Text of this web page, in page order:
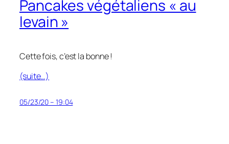
Pancakes végétaliens « au
levain »
Cette fois, c’est la bonne !
(suite…)
05/23/20 – 19:04